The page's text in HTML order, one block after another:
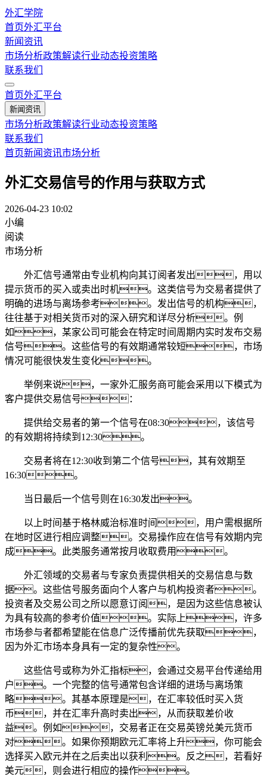
外汇学院
首页外汇平台
新闻资讯
市场分析政策解读行业动态投资策略
联系我们
首页外汇平台
新闻资讯
市场分析政策解读行业动态投资策略
联系我们
首页新闻资讯市场分析
外汇交易信号的作用与获取方式
2026-04-23 10:02
小编
阅读
市场分析
外汇信号通常由专业机构向其订阅者发出，用以
提示货币的买入或卖出时机。这类信号为交易者提供了
明确的进场与离场参考。发出信号的机构，
往往基于对相关货币对的深入研究和详尽分析。例
如，某家公司可能会在特定时间周期内实时发布交易
信号。这些信号的有效期通常较短，市场
情况可能很快发生变化。
举例来说，一家外汇服务商可能会采用以下模式为
客户提供交易信号：
提供给交易者的第一个信号在08:30，该信号
的有效期将持续到12:30。
交易者将在12:30收到第二个信号，其有效期至
16:30。
当日最后一个信号则在16:30发出。
以上时间基于格林威治标准时间，用户需根据所
在地时区进行相应调整。交易操作应在信号有效期内完
成。此类服务通常按月收取费用。
外汇领域的交易者与专家负责提供相关的交易信息与数
据。这些信号服务面向个人客户与机构投资者。
投资者及交易公司之所以愿意订阅，是因为这些信息被认
为具有较高的参考价值。实际上，许多
市场参与者都希望能在信息广泛传播前优先获取，
因为外汇市场本身具有一定的复杂性。
这些信号或称为外汇指标，会通过交易平台传递给用
户。一个完整的信号通常包含详细的进场与离场策
略。其基本原理是，在汇率较低时买入货
币，并在汇率升高时卖出，从而获取差价收
益。例如，交易者正在交易英镑兑美元货币
对。如果你预期欧元汇率将上升，你可能会
选择买入欧元并在之后卖出以获利。反之，若看好
美元，则会进行相应的操作。